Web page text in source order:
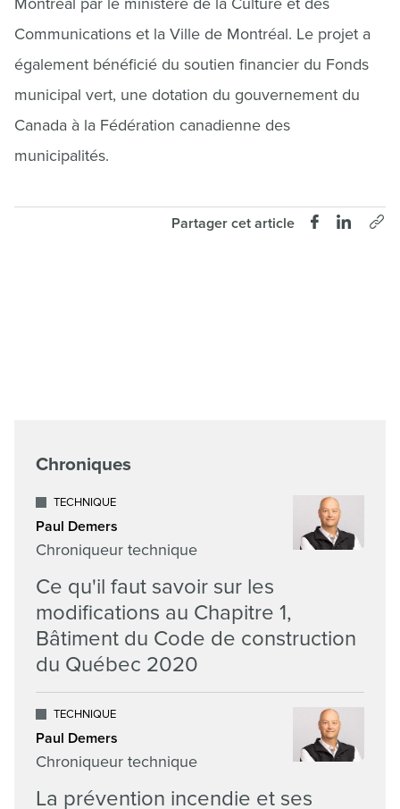
Communications et la Ville de Montréal. Le projet a
également bénéficié du soutien financier du Fonds
municipal vert, une dotation du gouvernement du
Canada à la Fédération canadienne des
municipalités.
Partager cet article
Chroniques
TECHNIQUE
Paul Demers
Chroniqueur technique
Ce qu'il faut savoir sur les
modifications au Chapitre 1,
Bâtiment du Code de construction
du Québec 2020
TECHNIQUE
Paul Demers
Chroniqueur technique
La prévention incendie et ses